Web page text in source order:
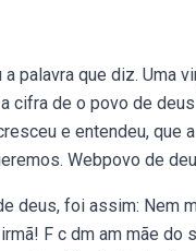
palavra que diz. Uma
cifra de o povo de
e entendeu, que
Webpovo de
deus, foi assim: Nem
F c dm am mãe do